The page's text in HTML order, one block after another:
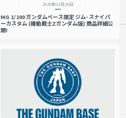
2026年01月28日
MG 1/100 ガンダムベース限定 ジム･スナイパ
ーカスタム (機動戦士Zガンダム版) 商品詳細公
開!